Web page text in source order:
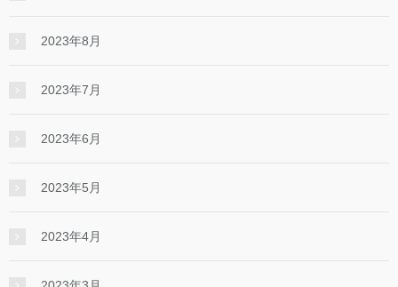
2023年8月
2023年7月
2023年6月
2023年5月
2023年4月